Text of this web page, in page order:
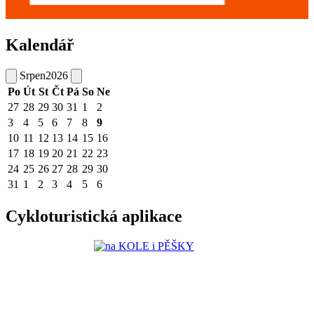
Kalendář
Srpen2026
Po Út St Čt Pá So Ne
27 28 29 30 31 1
2
3
4 5 6 7 8
9
10 11 12 13 14 15 16
17 18 19 20 21 22 23
24 25 26 27 28 29 30
31 1 2 3 4 5 6
Cykloturistická aplikace